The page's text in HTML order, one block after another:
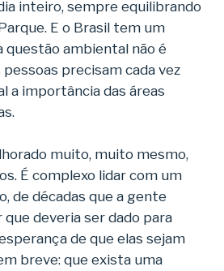
inteiro, sempre equilibrando
E o Brasil tem um
questão ambiental não é
precisam cada vez
a importância das áreas
muito, muito mesmo,
É complexo lidar com um
de décadas que a gente
que deveria ser dado para
de que elas sejam
breve: que exista uma